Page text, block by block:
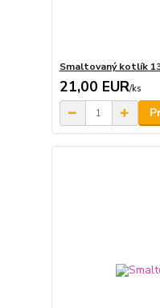
Smaltovaný kotlík
21,00 EUR/ks